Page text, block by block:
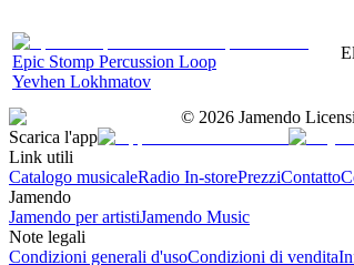
Epic Stomp Percussion Loop
Yevhen Lokhmatov
© 2026 Jamendo
Scarica l'app
Link utili
Catalogo musicaleRadio In-storePrezziContatto
Jamendo
Jamendo per artistiJamendo Music
Note legali
Condizioni generali d'usoCondizioni di vendita